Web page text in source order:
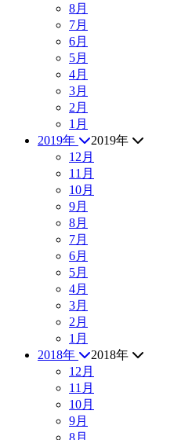
8月
7月
6月
5月
4月
3月
2月
1月
2019年
2019年
12月
11月
10月
9月
8月
7月
6月
5月
4月
3月
2月
1月
2018年
2018年
12月
11月
10月
9月